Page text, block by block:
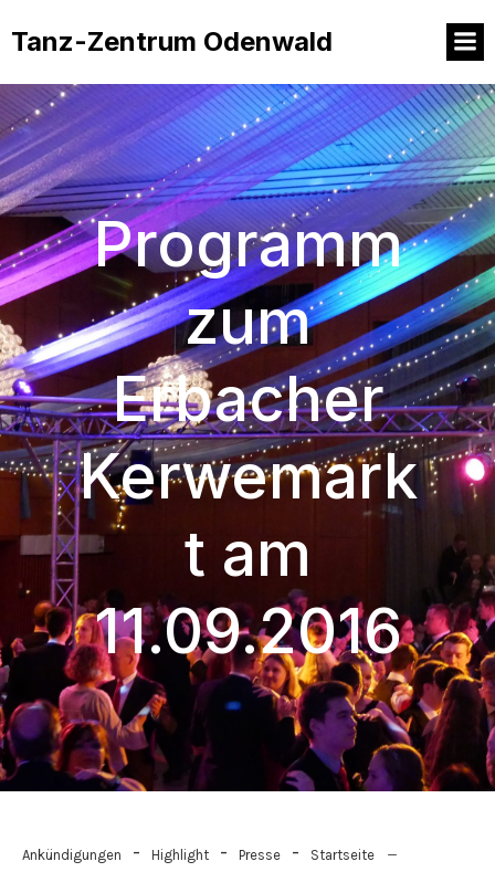
Tanz-Zentrum Odenwald
Programm
zum
Erbacher
Kerwemark
t am
11.09.2016
Ankündigungen - Highlight - Presse -
Startseite